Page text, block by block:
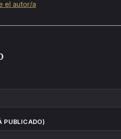
el autor/a
PUBLICADO)